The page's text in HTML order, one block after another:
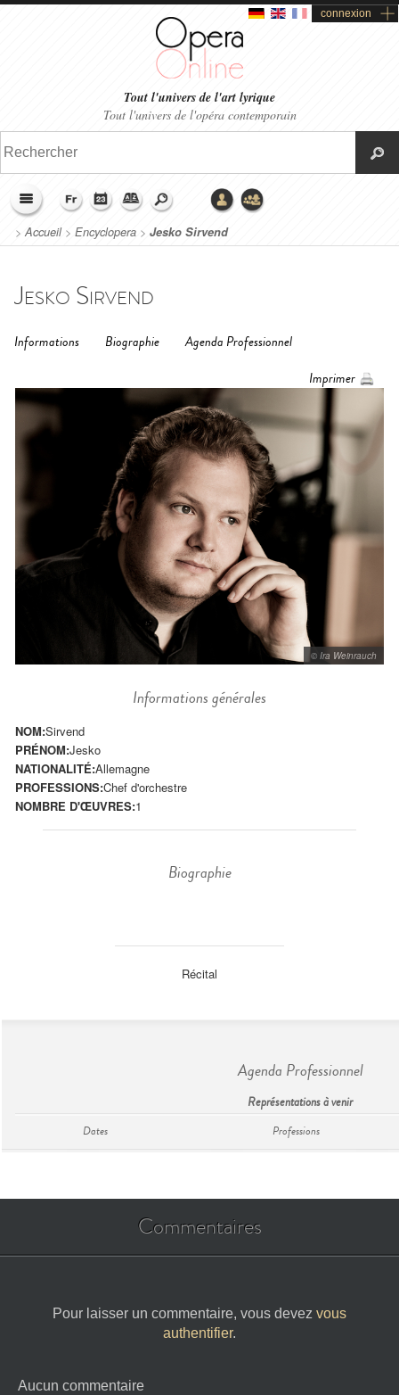
connexion
Tout l'univers de l'art lyrique
Tout l'univers de l'opéra contemporain
>Accueil> Encyclopera > Jesko Sirvend
Jesko Sirvend
Informations Biographie
Agenda Professionnel
Imprimer
© Ira Weinrauch
Informations générales
NOM:Sirvend
PRÉNOM:Jesko
NATIONALITÉ:Allemagne
PROFESSIONS:Chef d'orchestre
NOMBRE D'ŒUVRES:1
Biographie
Récital
Agenda Professionnel
Représentations à venir
Dates Professions
Commentaires
Pour laisser un commentaire, vous devez vous
authentifier.
Aucun commentaire